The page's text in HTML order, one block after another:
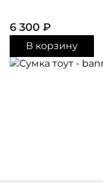
6 300 ₽
В корзину